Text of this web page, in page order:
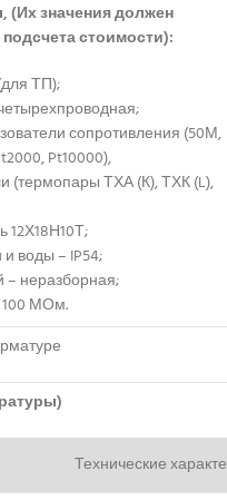
(Их значения должен
стоимости):
ТП);
сопротивления (50М,
Pt10000),
(термопары ТХА (К), ТХК (L),
12Х18Н10Т;
воды – IP54;
– неразборная;
100 МОм.
Технические